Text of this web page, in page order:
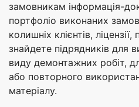
замовникам інформація-
портфоліо виконаних
колишніх клієнтів,
знайдете підрядників для
виду демонтажних робіт,
або повторного
матеріалу.